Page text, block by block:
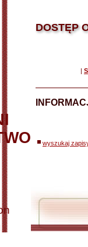
DOSTĘP
|
wyszukaj